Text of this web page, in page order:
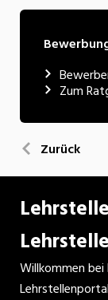
Zum
Zurück
Willkommen